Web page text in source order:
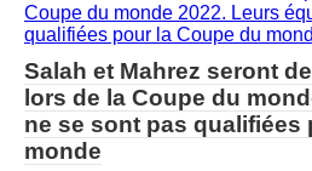
Salah et Mahrez seront
lors de la Coupe du
ne se sont pas qualifiées
monde